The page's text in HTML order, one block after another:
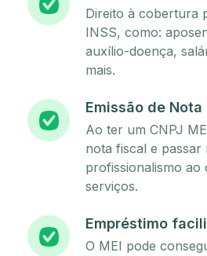
Direito à cobertura
INSS, como:
auxílio-doença,
mais.
Emissão de
Ao ter um CNPJ
nota fiscal e passar
profissionalismo ao
serviços.
Empréstimo
O MEI pode